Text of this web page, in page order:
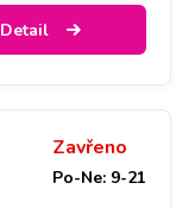
Detail
Zavřeno
Po-Ne: 9-21